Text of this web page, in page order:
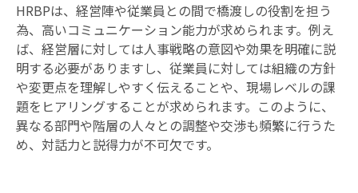
HRBPは、経営陣や従業員との間で橋渡しの役割を担う
為、高いコミュニケーション能力が求められます。例え
ば、経営層に対しては人事戦略の意図や効果を明確に説
明する必要がありますし、従業員に対しては組織の方針
や変更点を理解しやすく伝えることや、現場レベルの課
題をヒアリングすることが求められます。このように、
異なる部門や階層の人々との調整や交渉も頻繁に行うた
め、対話力と説得力が不可欠です。